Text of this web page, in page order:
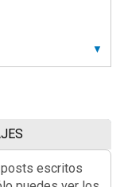
escritos